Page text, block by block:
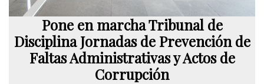
Pone en marcha Tribunal de
Disciplina Jornadas de Prevención de
Faltas Administrativas y Actos de
Corrupción